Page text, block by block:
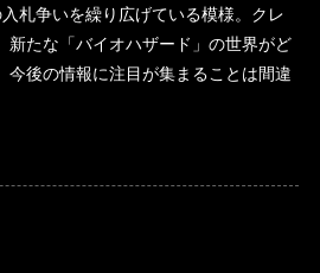
札争いを繰り広げている模様。クレ
新たな「バイオハザード」の世界がど
今後の情報に注目が集まることは間違